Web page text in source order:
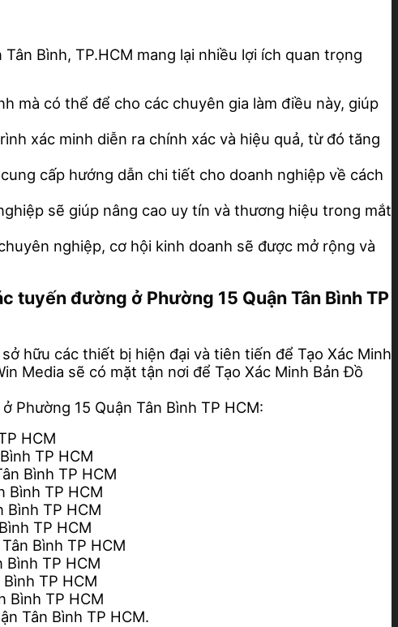
Bình, TP.HCM mang lại nhiều lợi ích quan trọng
mà có thể để cho các chuyên gia làm điều này, giúp
xác minh diễn ra chính xác và hiệu quả, từ đó tăng
cấp hướng dẫn chi tiết cho doanh nghiệp về cách
sẽ giúp nâng cao uy tín và thương hiệu trong mắt
nghiệp, cơ hội kinh doanh sẽ được mở rộng và
tuyến đường ở Phường 15 Quận Tân Bình TP
hữu các thiết bị hiện đại và tiên tiến để Tạo Xác Minh
Media sẽ có mặt tận nơi để Tạo Xác Minh Bản Đồ
Phường 15 Quận Tân Bình TP HCM:
HCM
TP HCM
Bình TP HCM
Bình TP HCM
Bình TP HCM
TP HCM
Bình TP HCM
TP HCM
TP HCM
Bình TP HCM
Tân Bình TP HCM.